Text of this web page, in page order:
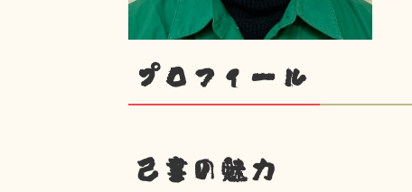
プロフィール
己書の魅力